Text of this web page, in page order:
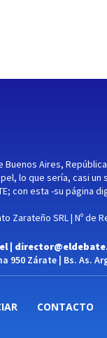
Aires,
lo que sería, casi
con esta -su página
Zarateño SRL | Nº de
|
950 Zárate | Bs. As.
CONTACTO